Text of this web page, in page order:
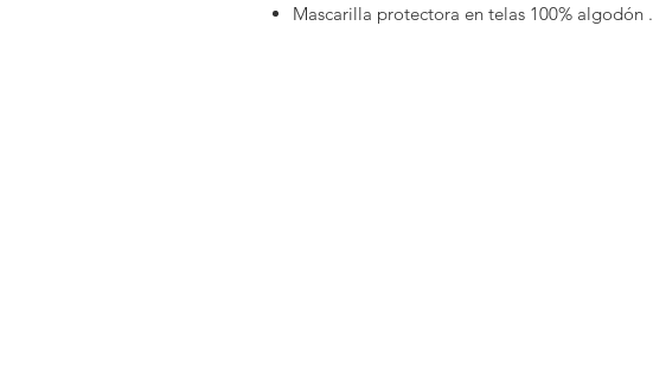
Mascarilla protectora en telas 100% algodón .